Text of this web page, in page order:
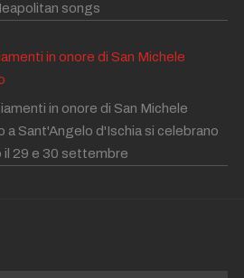
songs
in onore di San Michele
in onore di San Michele
a Sant'Angelo d'Ischia si celebrano
il 29 e 30 settembre